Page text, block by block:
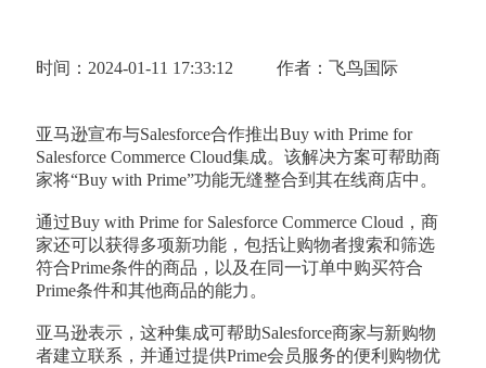
时间：2024-01-11 17:33:12 作者：飞鸟国际
亚马逊宣布与Salesforce合作推出Buy with Prime for
Salesforce Commerce Cloud集成。该解决方案可帮助商
家将“Buy with Prime”功能无缝整合到其在线商店中。
通过Buy with Prime for Salesforce Commerce Cloud，商
家还可以获得多项新功能，包括让购物者搜索和筛选
符合Prime条件的商品，以及在同一订单中购买符合
Prime条件和其他商品的能力。
亚马逊表示，这种集成可帮助Salesforce商家与新购物
者建立联系，并通过提供Prime会员服务的便利购物优